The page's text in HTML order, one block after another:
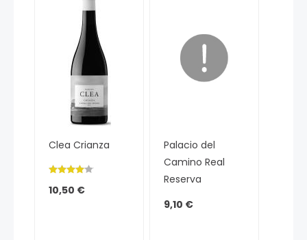
Clea Crianza
10,50 €
Palacio del
Camino Real
Reserva
9,10 €